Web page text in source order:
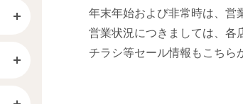
年末年始および非常時は、営
営業状況につきましては、各
チラシ等セール情報もこちら